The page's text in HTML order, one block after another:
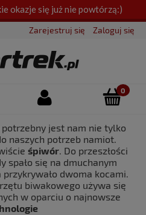
okazje się już nie powtórzą:)
Zarejestruj się Zaloguj się
jest nam nie tylko
naszych potrzeb namiot.
śpiwór. Do przeszłości
spało się na dmuchanym
dwoma kocami.
biwakowego używa się
w oparciu o najnowsze